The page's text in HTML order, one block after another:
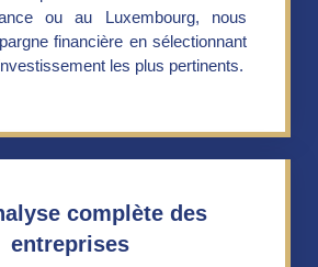
ou au Luxembourg, nous
financière en sélectionnant
les plus pertinents.
complète des
entreprises